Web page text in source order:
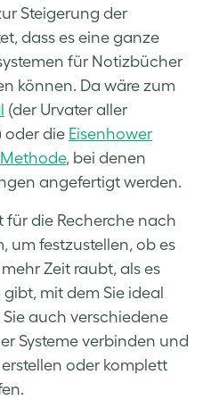
Steigerung der
dass es eine ganze
für Notizbücher
können. Da wäre zum
(der Urvater aller
oder die Eisenhower
, bei denen
angefertigt werden.
für die Recherche nach
um festzustellen, ob es
Zeit raubt, als es
gibt, mit dem Sie ideal
auch verschiedene
Systeme verbinden und
oder komplett